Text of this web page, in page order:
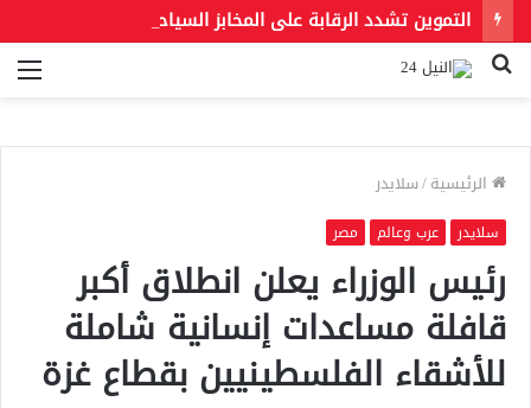
بحث
الرئيسية/سلايدر
سلايدر عرب وعالم مصر
رئيس الوزراء يعلن انطلاق أكبر
قافلة مساعدات إنسانية شاملة
للأشقاء الفلسطينيين بقطاع غزة